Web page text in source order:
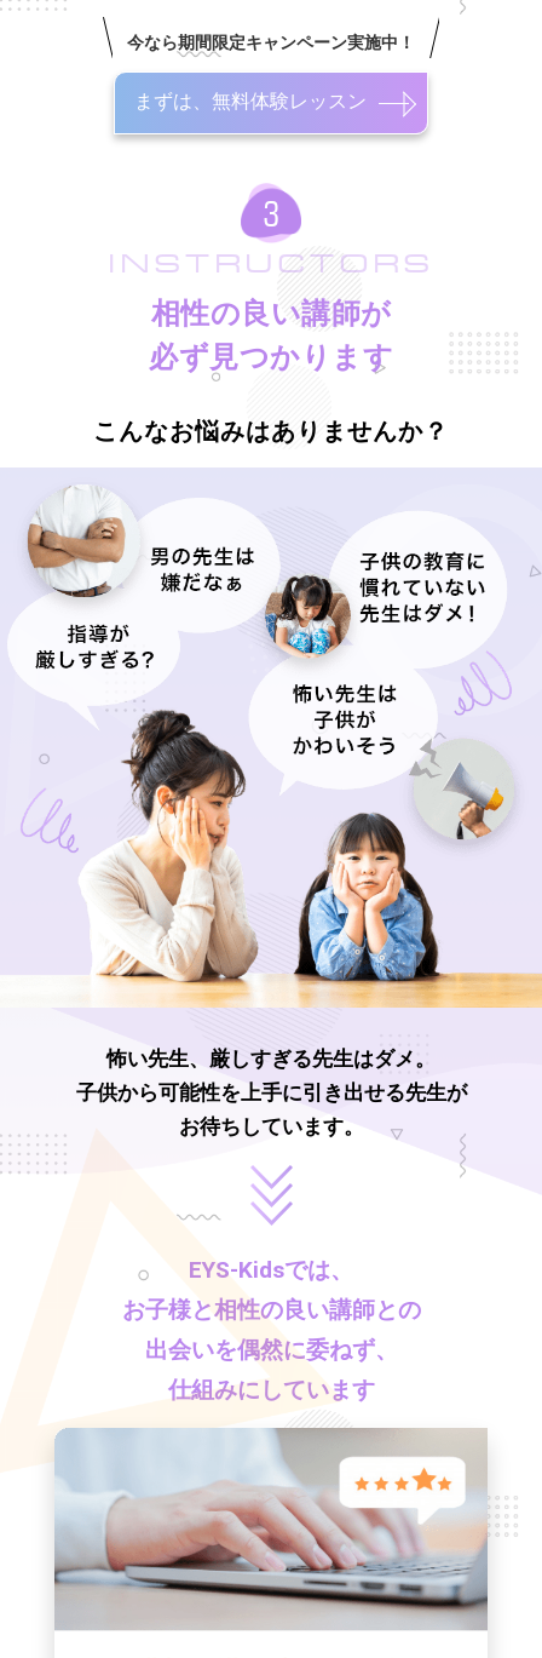
今なら期間限定キャンペーン実施中！
まずは、無料体験レッスン
INSTRUCTORS
相性の良い講師が
必ず見つかります
こんなお悩みはありませんか？
怖い先生、厳しすぎる先生はダメ。
子供から可能性を上手に引き出せる先生が
お待ちしています。
EYS-Kidsでは、
お子様と相性の良い講師との
出会いを偶然に委ねず、
仕組みにしています